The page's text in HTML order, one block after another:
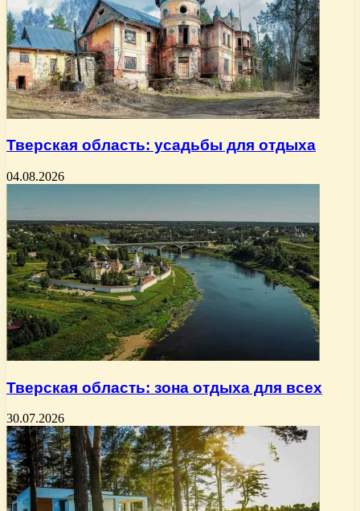
Тверская область: усадьбы для отдыха
04.08.2026
Тверская область: зона отдыха для всех
30.07.2026